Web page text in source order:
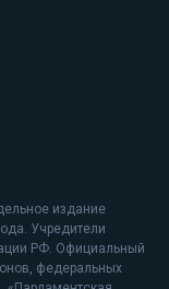
издание
Учредители
РФ. Официальный
федеральных